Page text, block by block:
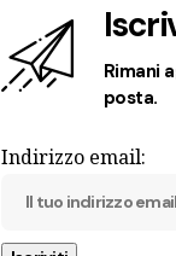
Rimani
posta.
Indirizzo email: